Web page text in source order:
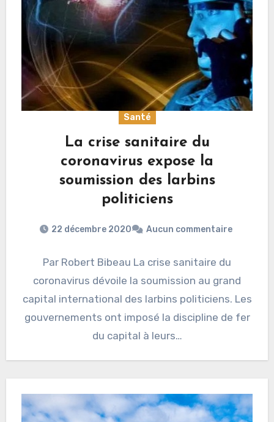
Santé
La crise sanitaire du
coronavirus expose la
soumission des larbins
politiciens
22 décembre 2020 Aucun commentaire
Par Robert Bibeau La crise sanitaire du
coronavirus dévoile la soumission au grand
capital international des larbins politiciens. Les
gouvernements ont imposé la discipline de fer
du capital à leurs…